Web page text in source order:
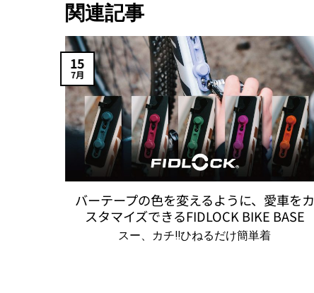
関連記事
バーテープの色を変えるように、愛車をカ
スタマイズできるFIDLOCK BIKE BASE
スー、カチ!!ひねるだけ簡単着
15
7月